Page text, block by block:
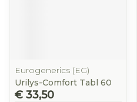
Eurogenerics (EG)
Urilys-Comfort Tabl 60
€ 33,50